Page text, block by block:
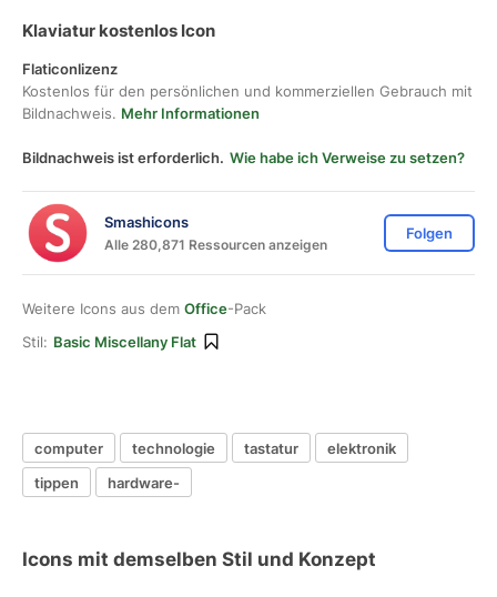
Klaviatur kostenlos Icon
Flaticonlizenz
Kostenlos für den persönlichen und kommerziellen Gebrauch mit
Bildnachweis. Mehr Informationen
Bildnachweis ist erforderlich. Wie habe ich Verweise zu setzen?
Smashicons
Alle 280,871 Ressourcen anzeigen
Folgen
Weitere Icons aus dem Office-Pack
Stil: Basic Miscellany Flat
computer technologie tastatur
elektronik
tippen
hardware-
Icons mit demselben Stil und Konzept